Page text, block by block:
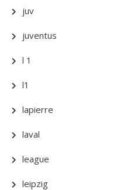
juv
juventus
l 1
l1
lapierre
laval
league
leipzig